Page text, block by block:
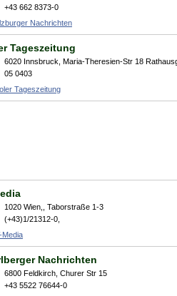
+43 662 8373-0
Nachrichten
Tageszeitung
6020 Innsbruck Maria-Theresien-Str 18
05 0403
Tageszeitung
1020 Wien,
Taborstraße 1-3
(+43)1/21312-0,
Media
Nachrichten
6800 Feldkirch Churer Str 15
+43 5522 76644-0